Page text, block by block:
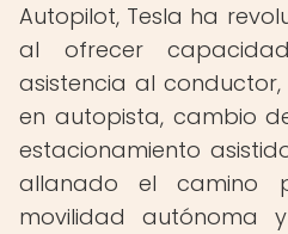
Autopilot, Tesla ha
al ofrecer
asistencia al
en autopista, cambio
estacionamiento
allanado el camino
movilidad autónoma